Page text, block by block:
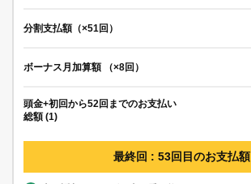
分割支払額（×51回）
ボーナス月加算額 （×8回）
頭金+初回から52回までのお支払い
総額 (1)
最終回 : 53回目のお支払額